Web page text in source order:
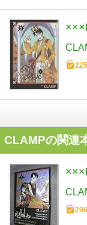
225
CLAMPの関連